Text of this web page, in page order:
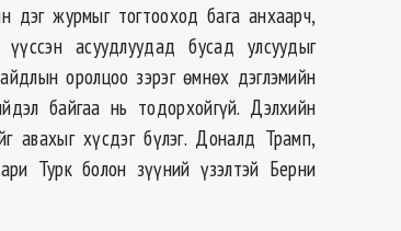
дэг журмыг тогтооход бага анхаарч,
асуудлуудад бусад улсуудыг
оролцоо зэрэг өмнөх дэглэмийн
байгаа нь тодорхойгүй. Дэлхийн
авахыг хүсдэг бүлэг. Доналд Трамп,
Турк болон зүүний үзэлтэй Берни